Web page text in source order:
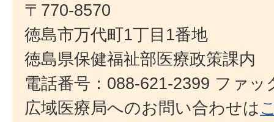
〒770-8570
徳島市万代町1丁目1番地
徳島県保健福祉部医療政策課内
電話番号：088-621-2399 ファッ
広域医療局へのお問い合わせは